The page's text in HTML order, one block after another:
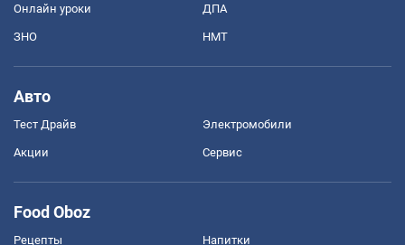
Онлайн уроки ДПА
ЗНО НМТ
Авто
Тест Драйв Электромобили
Акции Сервис
Food Oboz
Рецепты Напитки